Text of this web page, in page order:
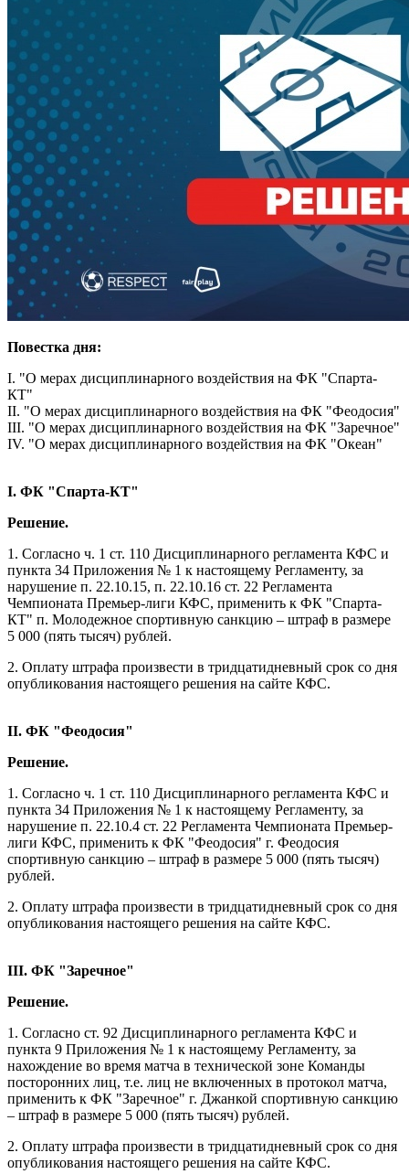
Повестка дня:
I. "О мерах дисциплинарного воздействия на ФК "Спарта-
КТ"
II. "О мерах дисциплинарного воздействия на ФК "Феодосия"
III. "О мерах дисциплинарного воздействия на ФК "Заречное"
IV. "О мерах дисциплинарного воздействия на ФК "Океан"
I. ФК "Спарта-КТ"
Решение.
1. Согласно ч. 1 ст. 110 Дисциплинарного регламента КФС и
пункта 34 Приложения № 1 к настоящему Регламенту, за
нарушение п. 22.10.15, п. 22.10.16 ст. 22 Регламента
Чемпионата Премьер-лиги КФС, применить к ФК "Спарта-
КТ" п. Молодежное спортивную санкцию – штраф в размере
5 000 (пять тысяч) рублей.
2. Оплату штрафа произвести в тридцатидневный срок со дня
опубликования настоящего решения на сайте КФС.
II. ФК "Феодосия"
Решение.
1. Согласно ч. 1 ст. 110 Дисциплинарного регламента КФС и
пункта 34 Приложения № 1 к настоящему Регламенту, за
нарушение п. 22.10.4 ст. 22 Регламента Чемпионата Премьер-
лиги КФС, применить к ФК "Феодосия" г. Феодосия
спортивную санкцию – штраф в размере 5 000 (пять тысяч)
рублей.
2. Оплату штрафа произвести в тридцатидневный срок со дня
опубликования настоящего решения на сайте КФС.
III. ФК "Заречное"
Решение.
1. Согласно ст. 92 Дисциплинарного регламента КФС и
пункта 9 Приложения № 1 к настоящему Регламенту, за
нахождение во время матча в технической зоне Команды
посторонних лиц, т.е. лиц не включенных в протокол матча,
применить к ФК "Заречное" г. Джанкой спортивную санкцию
– штраф в размере 5 000 (пять тысяч) рублей.
2. Оплату штрафа произвести в тридцатидневный срок со дня
опубликования настоящего решения на сайте КФС.